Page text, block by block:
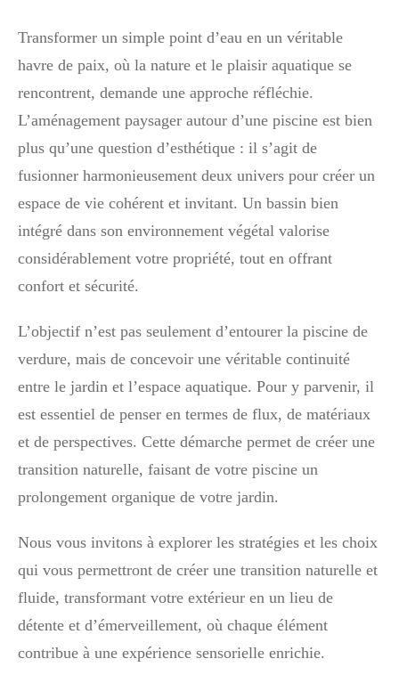
Transformer un simple point d’eau en un véritable
havre de paix, où la nature et le plaisir aquatique se
rencontrent, demande une approche réfléchie.
L’aménagement paysager autour d’une piscine est bien
plus qu’une question d’esthétique : il s’agit de
fusionner harmonieusement deux univers pour créer un
espace de vie cohérent et invitant. Un bassin bien
intégré dans son environnement végétal valorise
considérablement votre propriété, tout en offrant
confort et sécurité.
L’objectif n’est pas seulement d’entourer la piscine de
verdure, mais de concevoir une véritable continuité
entre le jardin et l’espace aquatique. Pour y parvenir, il
est essentiel de penser en termes de flux, de matériaux
et de perspectives. Cette démarche permet de créer une
transition naturelle, faisant de votre piscine un
prolongement organique de votre jardin.
Nous vous invitons à explorer les stratégies et les choix
qui vous permettront de créer une transition naturelle et
fluide, transformant votre extérieur en un lieu de
détente et d’émerveillement, où chaque élément
contribue à une expérience sensorielle enrichie.